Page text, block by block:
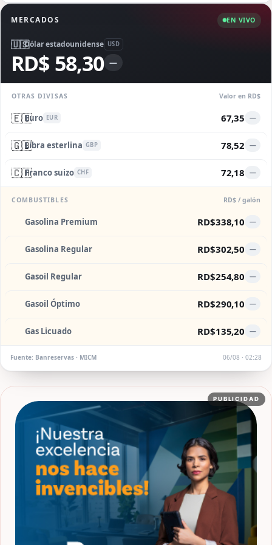
MERCADOS EN VIVO
🇺🇸Dólar estadounidense USD
RD$ 58,30 —
OTRAS DIVISAS Valor en RD$
🇪🇺Euro EUR 67,35 —
🇬🇧Libra esterlina GBP 78,52 —
🇨🇭Franco suizo CHF 72,18 —
COMBUSTIBLES RD$ / galón
Gasolina Premium RD$338,10 —
Gasolina Regular RD$302,50 —
Gasoil Regular RD$254,80 —
Gasoil Óptimo RD$290,10 —
Gas Licuado RD$135,20 —
Fuente: Banreservas · MICM 06/08 · 02:28
PUBLICIDAD